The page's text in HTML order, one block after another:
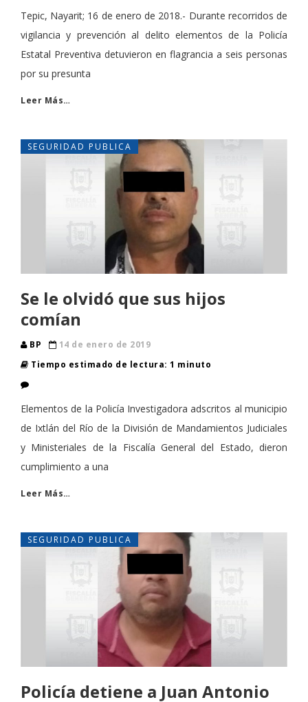
Tepic, Nayarit; 16 de enero de 2018.- Durante recorridos de
vigilancia y prevención al delito elementos de la Policía
Estatal Preventiva detuvieron en flagrancia a seis personas
por su presunta
Leer Más…
SEGURIDAD PUBLICA
Se le olvidó que sus hijos
comían
BP
14 de enero de 2019
Tiempo estimado de lectura: 1 minuto
Elementos de la Policía Investigadora adscritos al municipio
de Ixtlán del Río de la División de Mandamientos Judiciales
y Ministeriales de la Fiscalía General del Estado, dieron
cumplimiento a una
Leer Más…
SEGURIDAD PUBLICA
Policía detiene a Juan Antonio